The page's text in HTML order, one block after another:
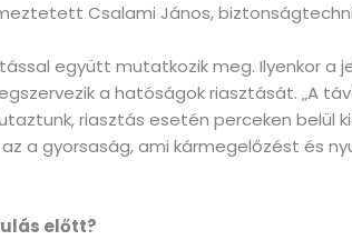
Csalami János,
együtt mutatkozik meg. Ilyenkor a
a hatóságok riasztását. „A
riasztás esetén perceken belül
a gyorsaság, ami kármegelőzést és
előtt?